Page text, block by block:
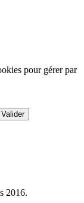
pour gérer par
Valider
2016.